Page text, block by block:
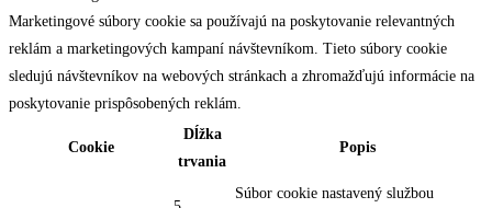
Marketingové súbory cookie sa používajú na poskytovanie relevantných
reklám a marketingových kampaní návštevníkom. Tieto súbory cookie
sledujú návštevníkov na webových stránkach a zhromažďujú informácie na
poskytovanie prispôsobených reklám.
Cookie
Dĺžka
trvania
Popis
Súbor cookie nastavený službou